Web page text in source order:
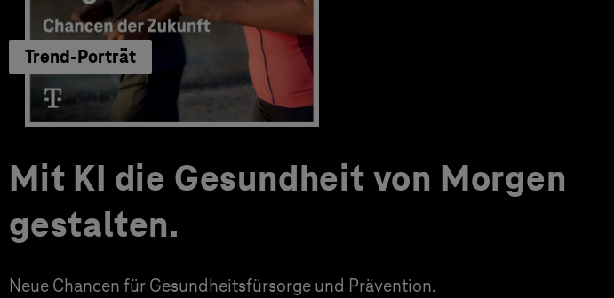
Trend-Porträt
Mit KI die Gesundheit von Morgen
gestalten.
Neue Chancen für Gesundheitsfürsorge und Prävention.